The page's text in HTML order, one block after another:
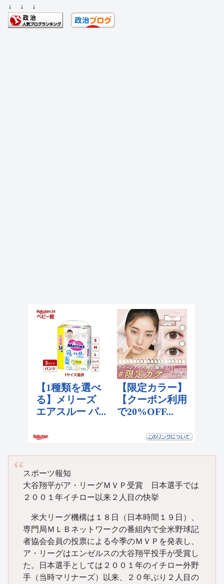
b
d
y
↓ ↓ ↓
スポーツ報知
大谷翔平がア・リーグＭＶＰ受賞 日本選手では
２００１年イチロー以来２人目の快挙
米大リーグ機構は１８日（日本時間１９日）、
専門局ＭＬＢネットワークの番組内で全米野球記
者協会会員の投票による今季のＭＶＰを発表し、
ア・リーグはエンゼルスの大谷翔平投手が受賞し
た。日本選手としては２００１年のイチロー外野
手（当時マリナーズ）以来、２０年ぶり２人目の